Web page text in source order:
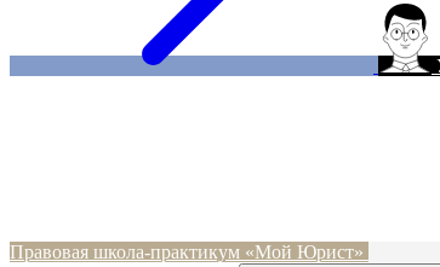
Правовая школа-практикум «Мой Юрист»